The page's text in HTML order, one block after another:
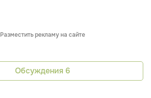
Разместить рекламу на сайте
Обсуждения 6